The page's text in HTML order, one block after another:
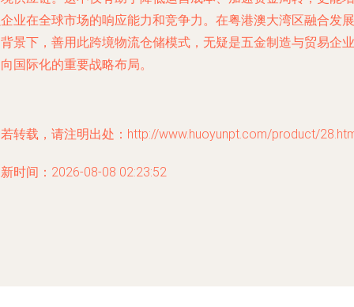
业在全球市场的响应能力和竞争力。在粤港澳大湾区融合发展
景下，善用此跨境物流仓储模式，无疑是五金制造与贸易企业
国际化的重要战略布局。
转载，请注明出处：http://www.huoyunpt.com/product/
时间：2026-08-08 02:23:52